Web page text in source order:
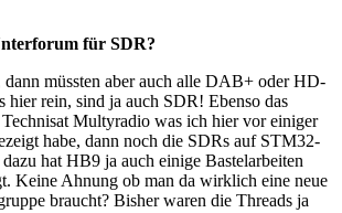
für SDR?
dann müssten aber auch alle DAB+ oder HD-
hier rein, sind ja auch SDR! Ebenso das
Multyradio was ich hier vor einiger
habe, dann noch die SDRs auf STM32-
hat HB9 ja auch einige Bastelarbeiten
Keine Ahnung ob man da wirklich eine neue
braucht? Bisher waren die Threads ja